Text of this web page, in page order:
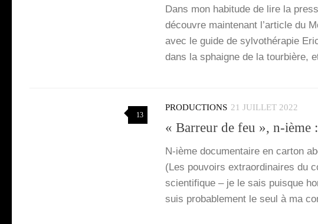
Dans mon habi­tude de lire la
découvre main­te­nant l’ar­ticle du
avec le guide de syl­vo­thé­ra­pie
dans la sphaigne de la tour­bière,
13
PRODUCTIONS 21 JUILLET 2022
« Barreur de feu », n‑ième
N‑ième docu­men­taire en car­ton
(Les pou­voirs extra­or­di­naires du
scien­ti­fique – je le sais puisque
suis pro­ba­ble­ment le seul à ma